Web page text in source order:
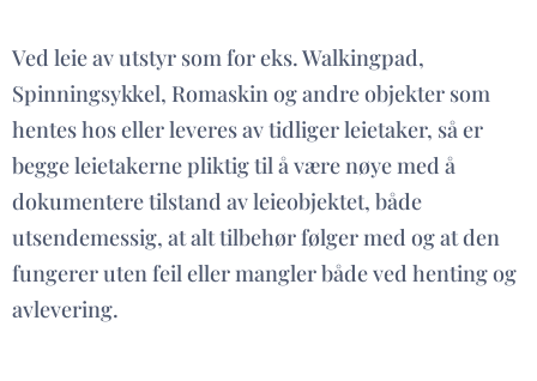
Ved leie av utstyr som for eks. Walkingpad,
Spinningsykkel, Romaskin og andre objekter som
hentes hos eller leveres av tidliger leietaker, så er
begge leietakerne pliktig til å være nøye med å
dokumentere tilstand av leieobjektet, både
utsendemessig, at alt tilbehør følger med og at den
fungerer uten feil eller mangler både ved henting og
avlevering.